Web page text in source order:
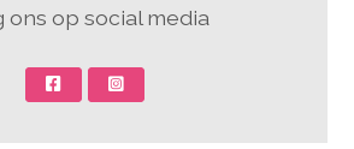
ons op social media